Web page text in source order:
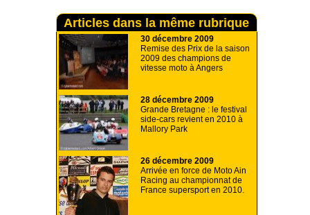
Articles dans la même rubrique
30 décembre 2009
Remise des Prix de la saison
2009 des champions de
vitesse moto à Angers
28 décembre 2009
Grande Bretagne : le festival
side-cars revient en 2010 à
Mallory Park
26 décembre 2009
Arrivée en force de Moto Ain
Racing au championnat de
France supersport en 2010.